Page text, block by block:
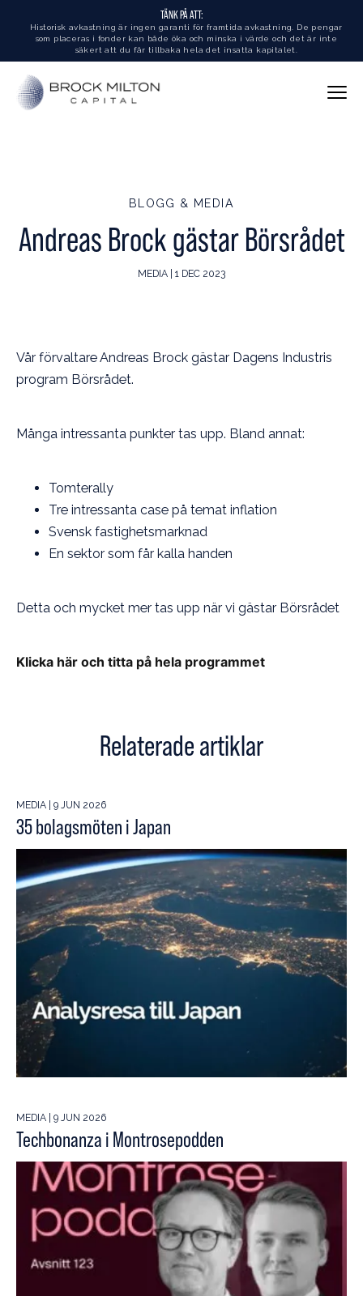
TÄNK PÅ ATT:
Historisk avkastning är ingen garanti för framtida avkastning. De pengar
som placeras i fonder kan både öka och minska i värde och det är inte
säkert att du får tillbaka hela det insatta kapitalet.
BLOGG & MEDIA
Andreas Brock gästar Börsrådet
MEDIA | 1 DEC 2023
Vår förvaltare Andreas Brock gästar Dagens Industris
program Börsrådet.
Många intressanta punkter tas upp. Bland annat:
Tomterally
Tre intressanta case på temat inflation
Svensk fastighetsmarknad
En sektor som får kalla handen
Detta och mycket mer tas upp när vi gästar Börsrådet
Klicka här och titta på hela programmet
Relaterade artiklar
MEDIA | 9 JUN 2026
35 bolagsmöten i Japan
MEDIA | 9 JUN 2026
Techbonanza i Montrosepodden